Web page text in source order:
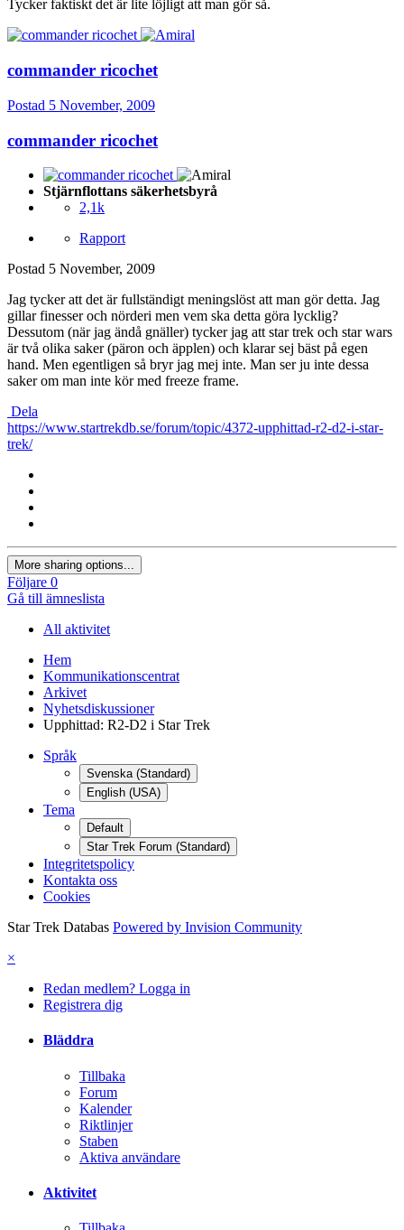
Tycker faktiskt det är lite löjligt att man gör så.
commander ricochet
Postad 5 November, 2009
commander ricochet
Stjärnflottans säkerhetsbyrå
2,1k
Rapport
Postad 5 November, 2009
Jag tycker att det är fullständigt meningslöst att man gör detta. Jag
gillar finesser och nörderi men vem ska detta göra lycklig?
Dessutom (när jag ändå gnäller) tycker jag att star trek och star wars
är två olika saker (päron och äpplen) och klarar sej bäst på egen
hand. Men egentligen så bryr jag mej inte. Man ser ju inte dessa
saker om man inte kör med freeze frame.
Dela
https://www.startrekdb.se/forum/topic/4372-upphittad-r2-d2-i-star-
trek/
More sharing options...
Följare 0
Gå till ämneslista
All aktivitet
Hem
Kommunikationscentrat
Arkivet
Nyhetsdiskussioner
Upphittad: R2-D2 i Star Trek
Språk
Svenska (Standard)
English (USA)
Tema
Default
Star Trek Forum (Standard)
Integritetspolicy
Kontakta oss
Cookies
Star Trek Databas Powered by Invision Community
×
Redan medlem? Logga in
Registrera dig
Bläddra
Tillbaka
Forum
Kalender
Riktlinjer
Staben
Aktiva användare
Aktivitet